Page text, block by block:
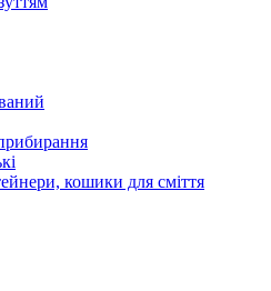
кошики для сміття